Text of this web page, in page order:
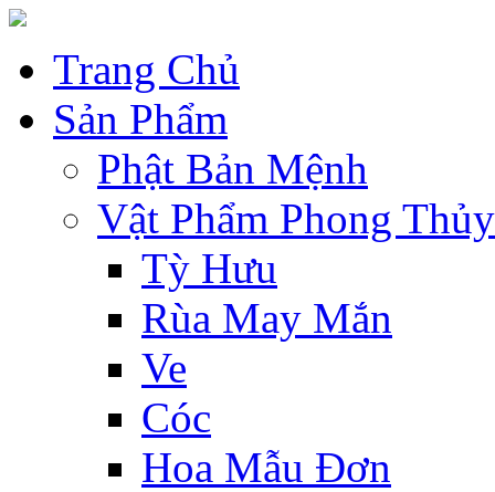
Trang Chủ
Sản Phẩm
Phật Bản Mệnh
Vật Phẩm Phong Thủy
Tỳ Hưu
Rùa May Mắn
Ve
Cóc
Hoa Mẫu Đơn